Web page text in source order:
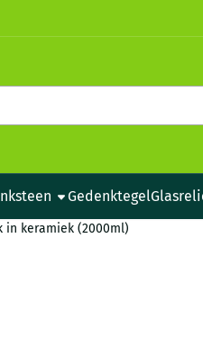
toe.
Gedenktegel
in keramiek (2000ml)